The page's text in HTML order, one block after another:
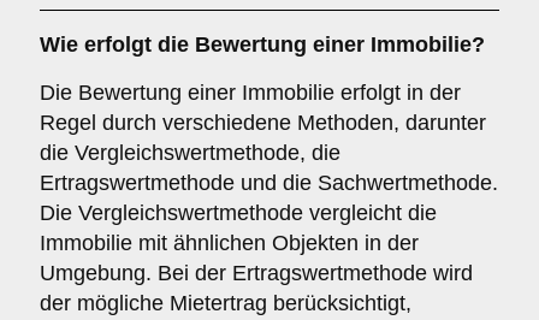
Wie erfolgt die Bewertung einer Immobilie?
Die Bewertung einer Immobilie erfolgt in der
Regel durch verschiedene Methoden, darunter
die Vergleichswertmethode, die
Ertragswertmethode und die Sachwertmethode.
Die Vergleichswertmethode vergleicht die
Immobilie mit ähnlichen Objekten in der
Umgebung. Bei der Ertragswertmethode wird
der mögliche Mietertrag berücksichtigt,